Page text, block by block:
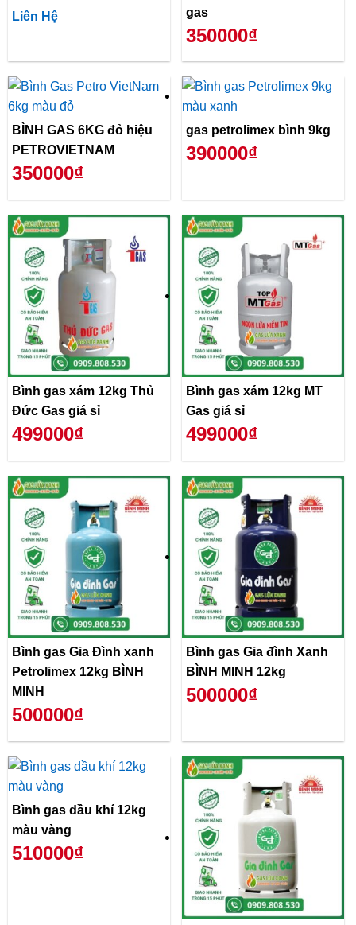
Liên Hệ
gas
350000₫
BÌNH GAS 6KG đỏ hiệu
PETROVIETNAM
350000₫
gas petrolimex bình 9kg
390000₫
Bình gas xám 12kg Thủ
Đức Gas giá sỉ
499000₫
Bình gas xám 12kg MT
Gas giá sỉ
499000₫
Bình gas Gia Đình xanh
Petrolimex 12kg BÌNH
MINH
500000₫
Bình gas Gia đình Xanh
BÌNH MINH 12kg
500000₫
Bình gas dầu khí 12kg
màu vàng
510000₫